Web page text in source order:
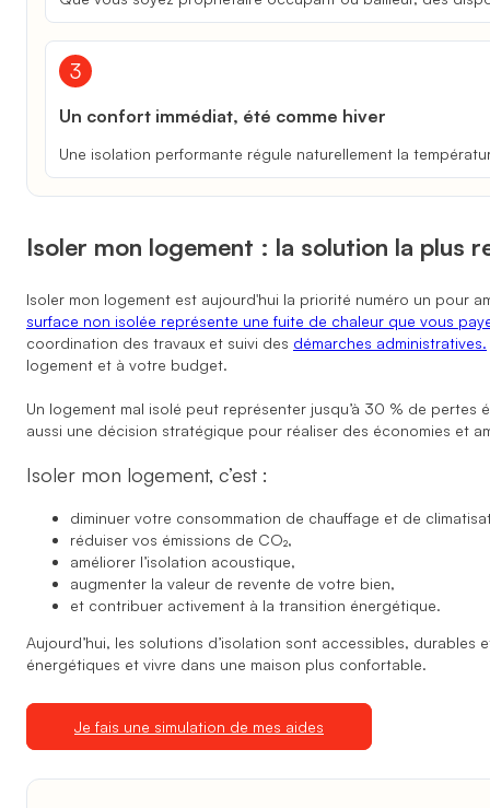
Un confort immédiat, été comme hiver
Une isolation performante régule naturellement la
Isoler mon logement : la solution la plus
Isoler mon logement est aujourd'hui la priorité numéro un pour
surface non isolée représente une fuite de chaleur que vous
coordination des travaux et suivi des démarches administratives.
logement et à votre budget.
Un logement mal isolé peut représenter jusqu’à 30 % de
aussi une décision stratégique pour réaliser des économies et
Isoler mon logement, c’est :
diminuer votre consommation de chauffage et de
réduiser vos émissions de CO₂,
améliorer l’isolation acoustique,
augmenter la valeur de revente de votre bien,
et contribuer activement à la transition énergétique.
Aujourd’hui, les solutions d’isolation sont accessibles,
énergétiques et vivre dans une maison plus confortable.
Je fais une simulation de mes aides